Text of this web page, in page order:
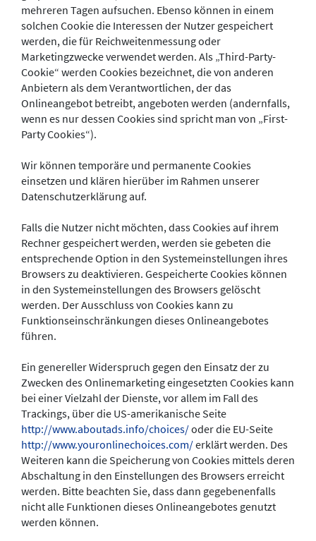
mehreren Tagen aufsuchen. Ebenso können in einem
solchen Cookie die Interessen der Nutzer gespeichert
werden, die für Reichweitenmessung oder
Marketingzwecke verwendet werden. Als „Third-Party-
Cookie“ werden Cookies bezeichnet, die von anderen
Anbietern als dem Verantwortlichen, der das
Onlineangebot betreibt, angeboten werden (andernfalls,
wenn es nur dessen Cookies sind spricht man von „First-
Party Cookies“).
Wir können temporäre und permanente Cookies
einsetzen und klären hierüber im Rahmen unserer
Datenschutzerklärung auf.
Falls die Nutzer nicht möchten, dass Cookies auf ihrem
Rechner gespeichert werden, werden sie gebeten die
entsprechende Option in den Systemeinstellungen ihres
Browsers zu deaktivieren. Gespeicherte Cookies können
in den Systemeinstellungen des Browsers gelöscht
werden. Der Ausschluss von Cookies kann zu
Funktionseinschränkungen dieses Onlineangebotes
führen.
Ein genereller Widerspruch gegen den Einsatz der zu
Zwecken des Onlinemarketing eingesetzten Cookies kann
bei einer Vielzahl der Dienste, vor allem im Fall des
Trackings, über die US-amerikanische Seite
http://www.aboutads.info/choices/oder die EU-Seite
http://www.youronlinechoices.com/erklärt werden. Des
Weiteren kann die Speicherung von Cookies mittels deren
Abschaltung in den Einstellungen des Browsers erreicht
werden. Bitte beachten Sie, dass dann gegebenenfalls
nicht alle Funktionen dieses Onlineangebotes genutzt
werden können.